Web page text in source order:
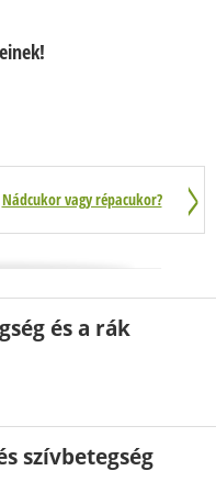
Nádcukor vagy répacukor?
és a rák
szívbetegség